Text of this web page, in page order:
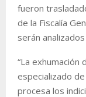
fueron
de la Fiscalía
serán
“La
especializado
procesa los